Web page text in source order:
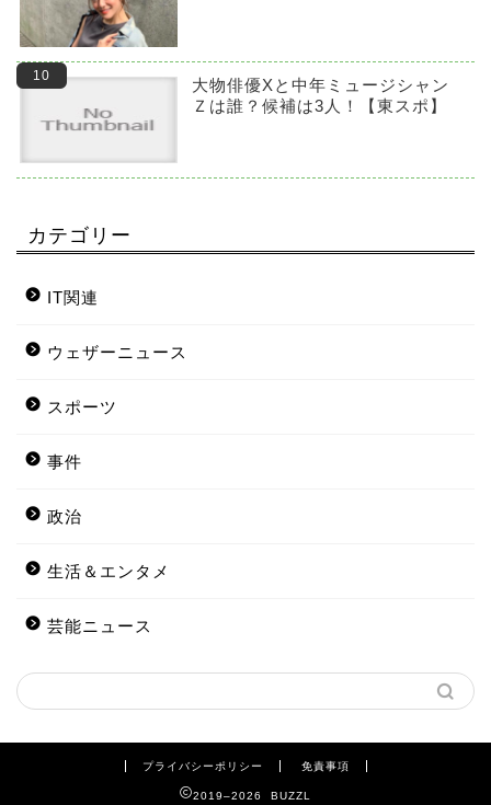
大物俳優Xと中年ミュージシャン
Ｚは誰？候補は3人！【東スポ】
カテゴリー
IT関連
ウェザーニュース
スポーツ
事件
政治
生活＆エンタメ
芸能ニュース
プライバシーポリシー 免責事項
2019–2026 BUZZL